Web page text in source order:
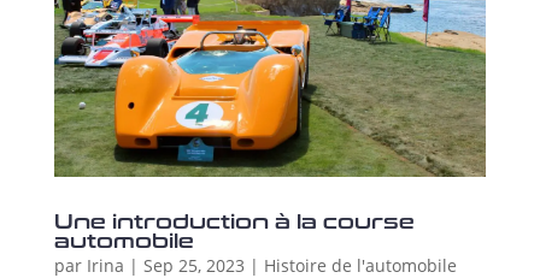
Une introduction à la course
automobile
par Irina | Sep 25, 2023 | Histoire de l'automobile